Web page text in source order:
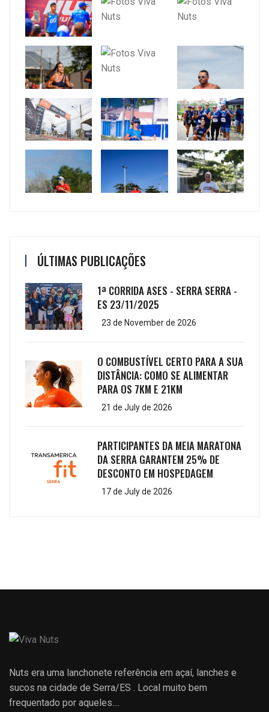
ÚLTIMAS PUBLICAÇÕES
1ª CORRIDA ASES - SERRA SERRA -
ES 23/11/2025
23 de November de 2026
O COMBUSTÍVEL CERTO PARA A SUA
DISTÂNCIA: COMO SE ALIMENTAR
PARA OS 7KM E 21KM
21 de July de 2026
PARTICIPANTES DA MEIA MARATONA
DA SERRA GARANTEM 25% DE
DESCONTO EM HOSPEDAGEM
17 de July de 2026
Nuts era uma lanchonete referência em açaí, lanches e
sucos na cidade de Serra/ES . Local muito bem
frequentado por aqueles....